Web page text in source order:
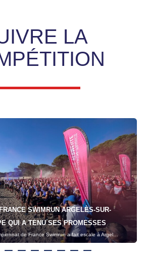
LA
SWIMRUN ARGELÈS-SUR-
QUI A TENU SES PROMESSES
Après Lyon, le circuit Championnat de France Swimrun a fait escale à Argelès-sur-Mer (Pyrénées Orientales) le week-end dernier.